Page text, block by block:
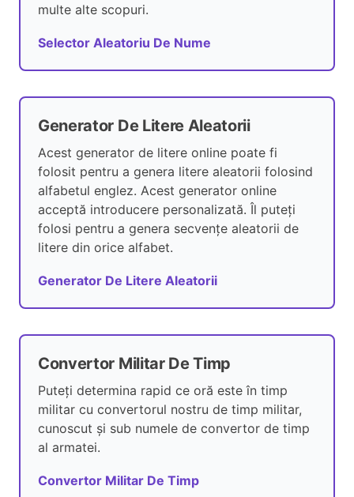
multe alte scopuri.
Selector Aleatoriu De Nume
Generator De Litere Aleatorii
Acest generator de litere online poate fi
folosit pentru a genera litere aleatorii folosind
alfabetul englez. Acest generator online
acceptă introducere personalizată. Îl puteți
folosi pentru a genera secvențe aleatorii de
litere din orice alfabet.
Generator De Litere Aleatorii
Convertor Militar De Timp
Puteți determina rapid ce oră este în timp
militar cu convertorul nostru de timp militar,
cunoscut și sub numele de convertor de timp
al armatei.
Convertor Militar De Timp